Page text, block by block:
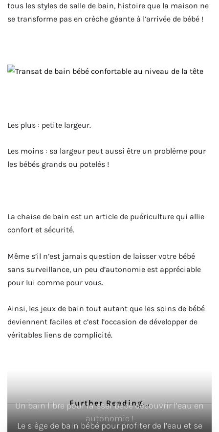
tous les styles de salle de bain, histoire que la maison ne
se transforme pas en crèche géante à l’arrivée de bébé !
Les plus : petite largeur.
Les moins : sa largeur peut aussi être un problème pour
les bébés grands ou potelés !
La chaise de bain est un article de puériculture qui allie
confort et sécurité.
Même s’il n’est jamais question de laisser votre bébé
sans surveillance, un peu d’autonomie est appréciable
pour lui comme pour vous.
Ainsi, les jeux de bain tout autant que les soins de bébé
deviennent faciles et c’est l’occasion de développer de
véritables liens de complicité.
Further Reading...
Un bain libre pour laisser bébé découvrir l’eau en
autonomie !
Le siège de bain bébé pour profiter de l’eau et se